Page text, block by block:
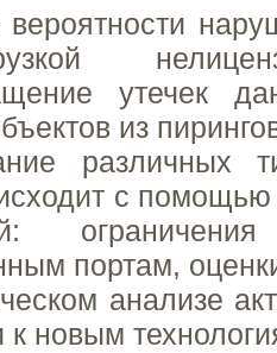
утечек
из
различных
с помощью
портам,
анализе
к новым